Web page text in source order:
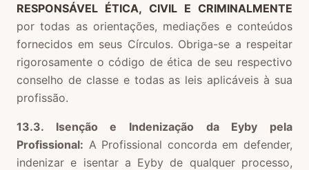
RESPONSÁVEL ÉTICA, CIVIL E CRIMINALMENTE
por todas as orientações, mediações e conteúdos
fornecidos em seus Círculos. Obriga-se a respeitar
rigorosamente o código de ética de seu respectivo
conselho de classe e todas as leis aplicáveis à sua
profissão.
13.3. Isenção e Indenização da Eyby pela
Profissional: A Profissional concorda em defender,
indenizar e isentar a Eyby de qualquer processo,